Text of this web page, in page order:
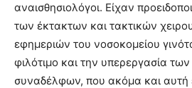
αναισθησιολόγοι. Είχαν
των έκτακτων και τακτικών
εφημεριών του νοσοκομείου
φιλότιμο και την υπερεργασία
συναδέλφων, που ακόμα και αυτή